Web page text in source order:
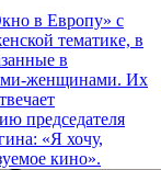
в Европу» с
тематике, в
в
женщинами. Их
председателя
«Я хочу,
кино».